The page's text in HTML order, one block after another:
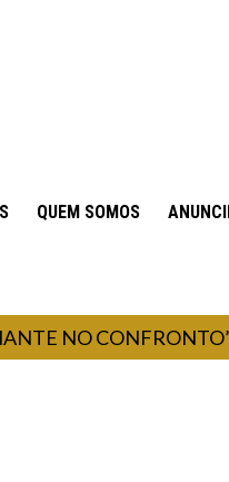
QUEM SOMOS
NO CONFRONTO”